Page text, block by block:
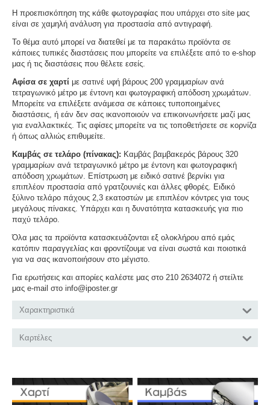
Η προεπισκόπηση της κάθε φωτογραφίας που υπάρχει στο site μας
είναι σε χαμηλή ανάλυση για προστασία από αντιγραφή.
Το θέμα αυτό μπορεί να διατεθεί με τα παρακάτω προϊόντα σε
κάποιες τυπικές διαστάσεις που μπορείτε να επιλέξετε από το e-shop
μας ή τις διαστάσεις που θέλετε εσείς.
Αφίσα σε χαρτί με σατινέ υφή βάρους 200 γραμμαρίων ανά
τετραγωνικό μέτρο με έντονη και φωτογραφική απόδοση χρωμάτων.
Μπορείτε να επιλέξετε ανάμεσα σε κάποιες τυποποιημένες
διαστάσεις, ή εάν δεν σας ικανοποιούν να επικοινωνήσετε μαζί μας
για εναλλακτικές. Τις αφίσες μπορείτε να τις τοποθετήσετε σε κορνίζα
ή όπως αλλιώς επιθυμείτε.
Καμβάς σε τελάρο (πίνακας): Καμβάς βαμβακερός βάρους 320
γραμμαρίων ανά τετραγωνικό μέτρο με έντονη και φωτογραφική
απόδοση χρωμάτων. Επίστρωση με ειδικό σατινέ βερνίκι για
επιπλέον προστασία από γρατζουνιές και άλλες φθορές. Ειδικό
ξύλινο τελάρο πάχους 2,3 εκατοστών με επιπλέον κόντρες για τους
μεγάλους πίνακες. Υπάρχει και η δυνατότητα κατασκευής για πιο
παχύ τελάρο.
Όλα μας τα προϊόντα κατασκευάζονται εξ ολοκλήρου από εμάς
κατόπιν παραγγελίας και φροντίζουμε να είναι σωστά και ποιοτικά
για να σας ικανοποιήσουν στο μέγιστο.
Για ερωτήσεις και απορίες καλέστε μας στο 210 2634072 ή στείλτε
μας e-mail στο info@iposter.gr
Χαρακτηριστικά
Καρτέλες